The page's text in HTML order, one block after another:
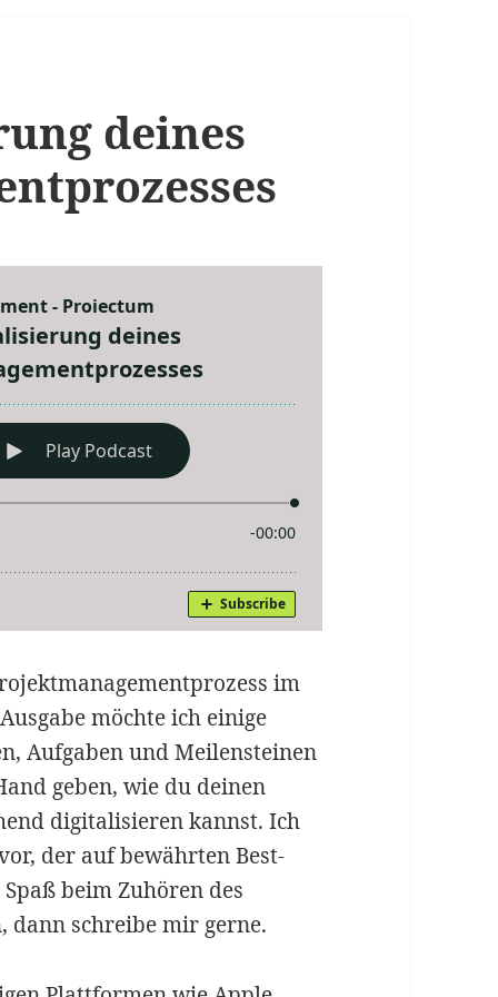
deines
im
möchte ich einige
Aufgaben und Meilensteinen
geben, wie du deinen
digitalisieren kannst. Ich
der auf bewährten Best-
beim Zuhören des
dann schreibe mir gerne.